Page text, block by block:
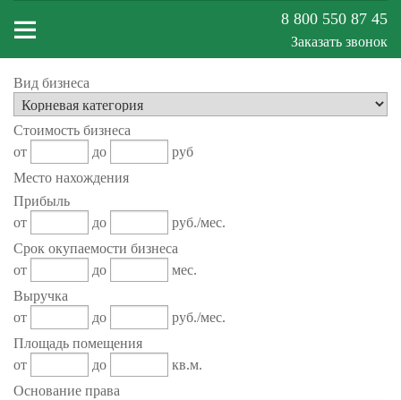
Меню
сайта
8 800 550 87 45
Заказать звонок
Вид бизнеса
Стоимость бизнеса
от
до
руб
Место нахождения
Прибыль
от
до
руб./мес.
Срок окупаемости бизнеса
от
до
мес.
Выручка
от
до
руб./мес.
Площадь помещения
от
до
кв.м.
Основание права